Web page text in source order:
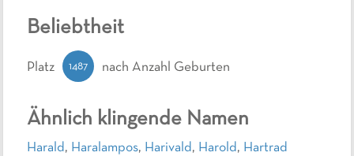
Ähnlich klingende Namen
Harald, Haralampos, Harivald, Harold, Hartrad
Beliebtheit
Platz 1487 nach Anzahl Geburten